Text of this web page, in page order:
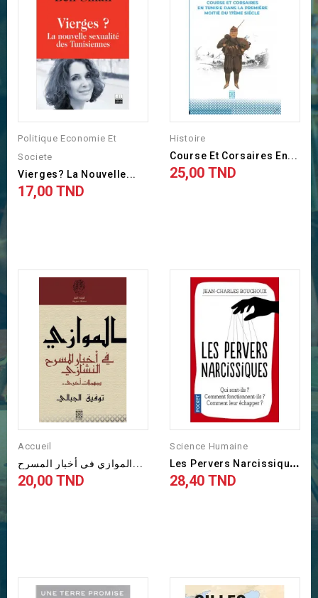
Politique Economie Et
Societe
Vierges? La Nouvelle...
Prix
17,00 TND
Histoire
Course Et Corsaires En...
Prix
25,00 TND
Accueil
الموازي فی أخبار المسرح...
Prix
20,00 TND
Science Humaine
L
Es Pervers Narcissiques -...
Prix
28,40 TND